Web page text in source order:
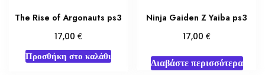
The Rise of Argonauts ps3
17,00 €
Προσθήκη στο καλάθι
Ninja Gaiden Z Yaiba ps3
17,00€
Διαβάστε περισσότερα